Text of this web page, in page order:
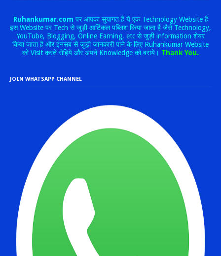
Ruhankumar.com पर आपका सुयागत है ये एक Technology Website है
इस Website पर Tech से जुड़ी आर्टिकल पब्लिश किया जाता है जैसे Technology,
YouTube, Blogging, Online Earning, etc से जुड़ी information शेयर
किया जाता है और इनसब से जुड़ी जानकारी पाने के लिए Ruhankumar Website
को Visit करते रोहिये और अपने Knowledge को बराये। Thank You.
JOIN WHATSAPP CHANNEL